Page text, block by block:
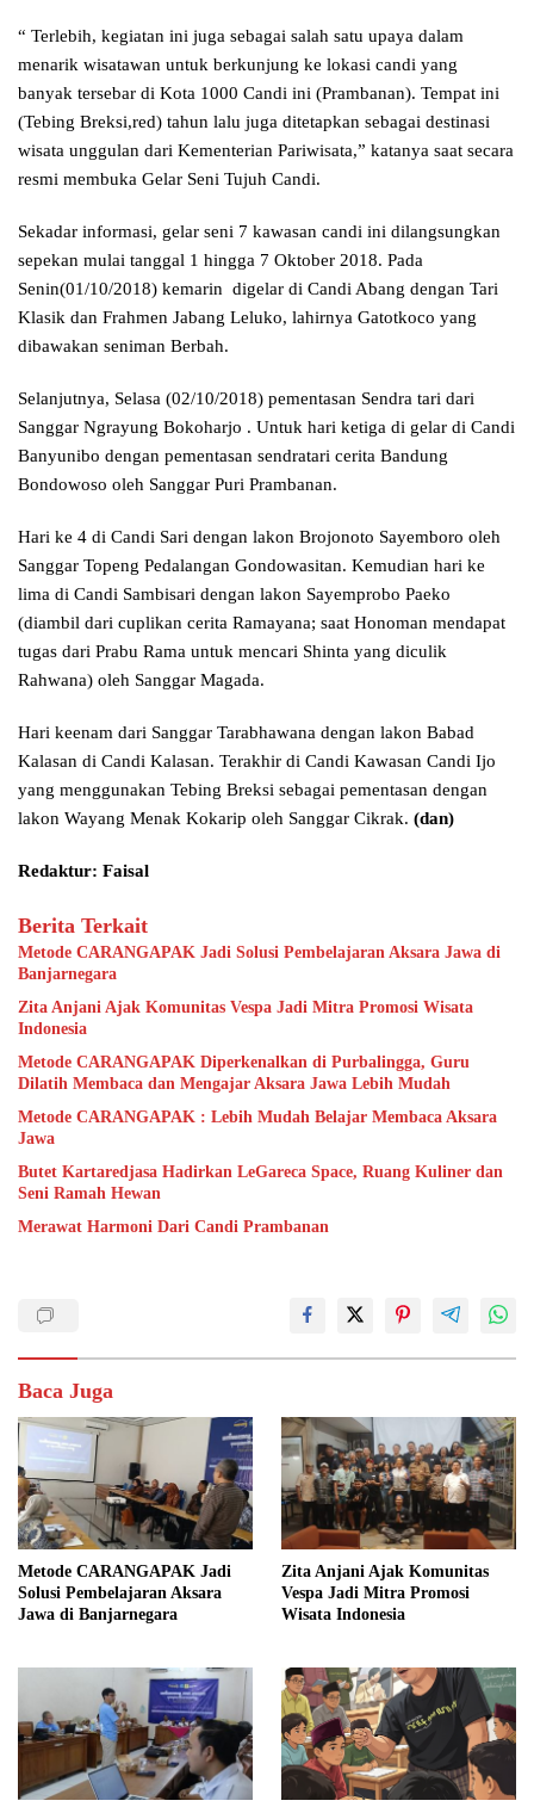
“ Terlebih, kegiatan ini juga sebagai salah satu upaya dalam
menarik wisatawan untuk berkunjung ke lokasi candi yang
banyak tersebar di Kota 1000 Candi ini (Prambanan). Tempat ini
(Tebing Breksi,red) tahun lalu juga ditetapkan sebagai destinasi
wisata unggulan dari Kementerian Pariwisata,” katanya saat secara
resmi membuka Gelar Seni Tujuh Candi.
Sekadar informasi, gelar seni 7 kawasan candi ini dilangsungkan
sepekan mulai tanggal 1 hingga 7 Oktober 2018. Pada
Senin(01/10/2018) kemarin digelar di Candi Abang dengan Tari
Klasik dan Frahmen Jabang Leluko, lahirnya Gatotkoco yang
dibawakan seniman Berbah.
Selanjutnya, Selasa (02/10/2018) pementasan Sendra tari dari
Sanggar Ngrayung Bokoharjo . Untuk hari ketiga di gelar di Candi
Banyunibo dengan pementasan sendratari cerita Bandung
Bondowoso oleh Sanggar Puri Prambanan.
Hari ke 4 di Candi Sari dengan lakon Brojonoto Sayemboro oleh
Sanggar Topeng Pedalangan Gondowasitan. Kemudian hari ke
lima di Candi Sambisari dengan lakon Sayemprobo Paeko
(diambil dari cuplikan cerita Ramayana; saat Honoman mendapat
tugas dari Prabu Rama untuk mencari Shinta yang diculik
Rahwana) oleh Sanggar Magada.
Hari keenam dari Sanggar Tarabhawana dengan lakon Babad
Kalasan di Candi Kalasan. Terakhir di Candi Kawasan Candi Ijo
yang menggunakan Tebing Breksi sebagai pementasan dengan
lakon Wayang Menak Kokarip oleh Sanggar Cikrak. (dan)
Redaktur: Faisal
Berita Terkait
Metode CARANGAPAK Jadi Solusi Pembelajaran Aksara Jawa di
Banjarnegara
Zita Anjani Ajak Komunitas Vespa Jadi Mitra Promosi Wisata
Indonesia
Metode CARANGAPAK Diperkenalkan di Purbalingga, Guru
Dilatih Membaca dan Mengajar Aksara Jawa Lebih Mudah
Metode CARANGAPAK : Lebih Mudah Belajar Membaca Aksara
Jawa
Butet Kartaredjasa Hadirkan LeGareca Space, Ruang Kuliner dan
Seni Ramah Hewan
Merawat Harmoni Dari Candi Prambanan
Baca Juga
Metode CARANGAPAK Jadi
Solusi Pembelajaran Aksara
Jawa di Banjarnegara
Zita Anjani Ajak Komunitas
Vespa Jadi Mitra Promosi
Wisata Indonesia